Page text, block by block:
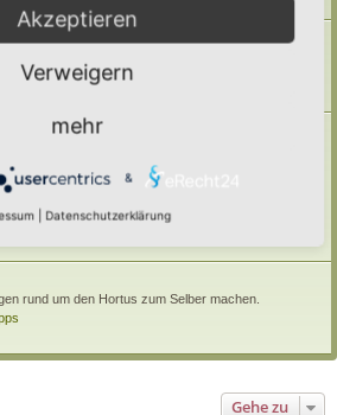
Beete in allen Formen
Dauerhumus , Kräuter/ Gewürze
,
Haltbarmachung, Hortane Küche
rund um den Hortus zum Selber machen.
Gehe zu
Akzeptieren
Verweigern
mehr
&
Datenschutzerklärung